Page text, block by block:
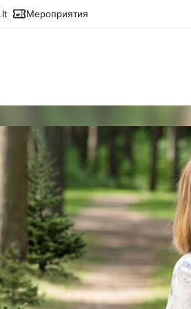
Mероприятия